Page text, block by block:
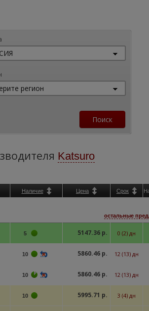
Katsuro
Наличие Цена Срок
остальные
5 5147.36 р. 0 (2) дн
10 5860.46 р. 12 (13) дн
10 5860.46 р. 12 (13) дн
10 5995.71 р. 3 (4) дн